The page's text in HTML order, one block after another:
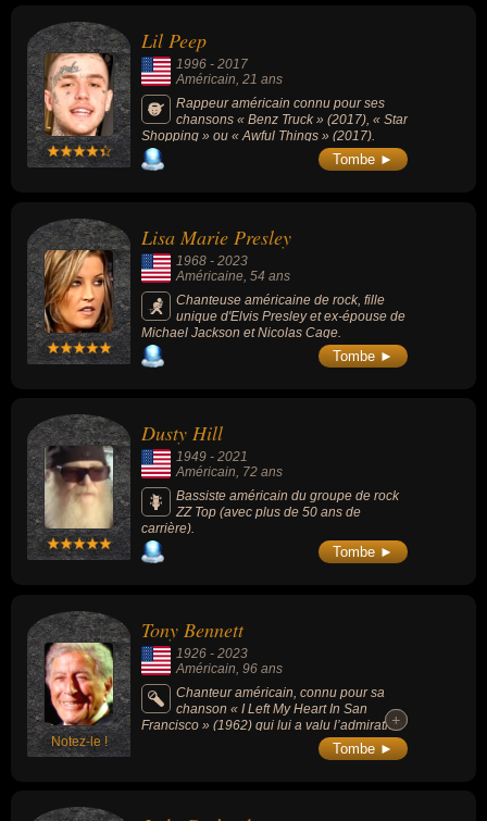
Lil Peep
1996 - 2017
Américain, 21 ans
Rappeur américain connu pour ses
chansons « Benz Truck » (2017), « Star
Shopping » ou « Awful Things » (2017).
Tombe ►
Lisa Marie Presley
1968 - 2023
Américaine , 54 ans
Chanteuse américaine de rock, fille
unique d'Elvis Presley et ex-épouse de
Michael Jackson et Nicolas Cage.
Tombe ►
Dusty Hill
1949 - 2021
Américain, 72 ans
Bassiste américain du groupe de rock
ZZ Top (avec plus de 50 ans de
carrière).
Tombe ►
Notez-le !
Tony Bennett
1926 - 2023
Américain , 96 ans
Chanteur américain, connu pour sa
chanson « I Left My Heart In San
Francisco » (1962) qui lui a valu l’admiration
de Frank Sinatra, il s'est illustré autant dans
la musique populaire que dans le jazz, a
+
+
Tombe ►